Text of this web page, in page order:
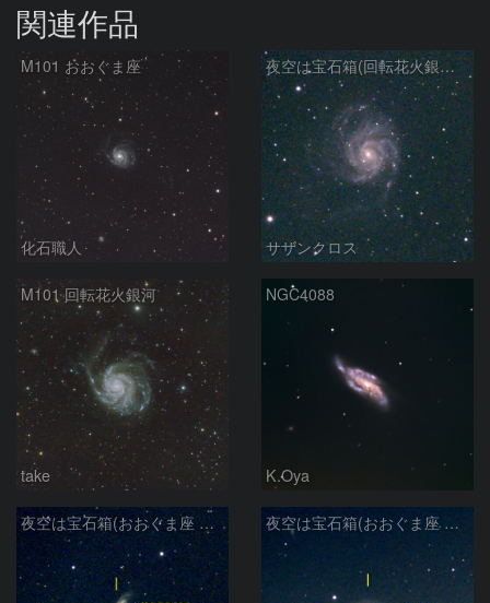
関連作品
M101 おおぐま座
化石職人
夜空は宝石箱(回転花火銀河 M101) Seestar50
サザンクロス
M101 回転花火銀河
take
NGC4088
K.Oya
夜空は宝石箱(おおぐま座 NGC3198) Seestar50 夜空は宝石箱(おおぐま座 M109) Seestar50